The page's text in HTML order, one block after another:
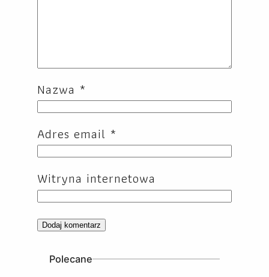
Nazwa *
Adres email *
Witryna internetowa
Polecane